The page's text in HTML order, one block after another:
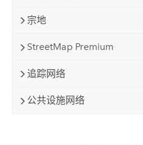
宗地
StreetMap Premium
追踪网络
公共设施网络